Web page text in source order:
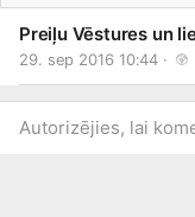
Preiļu Vēstures un
29. sep 2016 10:44 ·
Autorizējies, lai